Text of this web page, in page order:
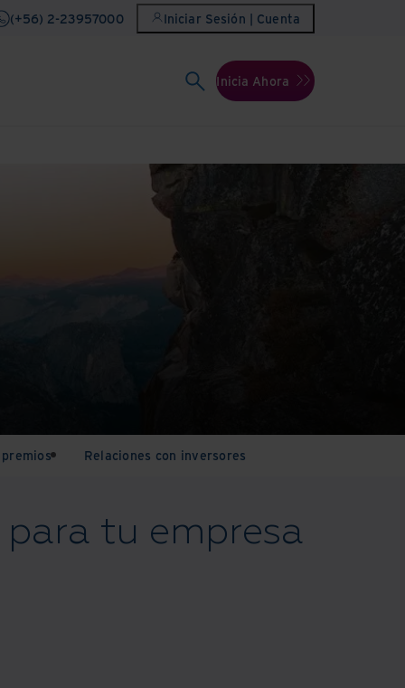
(+56) 2-23957000 Iniciar Sesión | Cuenta
Inicia Ahora
Relaciones con inversores
tu empresa